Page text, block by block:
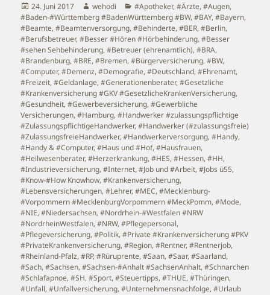
Veröffentlicht
am
24. Juni 2017 Autor
wehodi Kategorien
#Apotheker,#Ärzte,#Augen,
#Baden-#Württemberg #BadenWürttemberg #BW,#BAY,#Bayern,
#Beamte,#Beamtenversorgung,#Behinderte,#BER,#Berlin,
#Berufsbetreuer,#Besser #Hören #Hörbehinderung,#Besser
#sehen Sehbehinderung,#Betreuer (ehrenamtlich),#BRA,
#Brandenburg,#BRE,#Bremen,#Bürgerversicherung,#BW,
#Computer,#Demenz,#Demografie,#Deutschland,#Ehrenamt,
#Freizeit,#Geldanlage,#Generationenberater,#Gesetzliche
#Krankenversicherung #GKV #GesetzlicheKrankenVersicherung,
#Gesundheit,#Gewerbeversicherung,#Gewerbliche
Versicherungen,#Hamburg,#Handwerker #zulassungspflichtige
#ZulassungspflichtigeHandwerker,#Handwerker (#zulassungsfreie)
#ZulassungsfreieHandwerker,#Handwerkerversorgung,#Handy,
#Handy & #Computer,#Haus und #Hof,#Hausfrauen,
#Heilwesenberater,#Herzerkrankung,#HES,#Hessen,#HH,
#Industrieversicherung,#Internet,#Job und #Arbeit,#Jobs ü55,
#Know-#How Knowhow,#Krankenversicherung,
#Lebensversicherungen,#Lehrer,#MEC,#Mecklenburg-
#Vorpommern #MecklenburgVorpommern #MeckPomm,#Mode,
#NIE,#Niedersachsen,#Nordrhein-#Westfalen #NRW
#NordrheinWestfalen,#NRW,#Pflegepersonal,
#Pflegeversicherung,#Politik,#Private #Krankenversicherung #PKV
#PrivateKrankenversicherung,#Region,#Rentner,#Rentnerjob,
#Rheinland-Pfalz,#RP,#Rüruprente,#Saan,#Saar,#Saarland,
#Sach,#Sachsen,#Sachsen-#Anhalt #SachsenAnhalt,#Schnarchen
#Schlafapnoe,#SH,#Sport,#Steuertipps,#THUE,#Thüringen,
#Unfall,#Unfallversicherung,#Unternehmensnachfolge,#Urlaub